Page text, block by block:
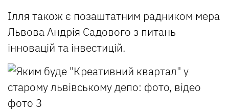
Ілля також є позаштатним радником мера
Львова Андрія Садового з питань
інновацій та інвестицій.